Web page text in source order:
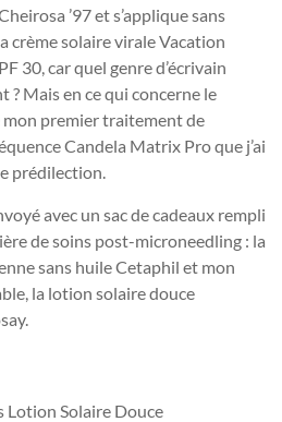
’97 et s’applique sans
crème solaire virale Vacation
30, car quel genre d’écrivain
? Mais en ce qui concerne le
mon premier traitement de
Candela Matrix Pro que j’ai
prédilection.
avec un sac de cadeaux rempli
de soins post-microneedling : la
sans huile Cetaphil et mon
la lotion solaire douce
Lotion Solaire Douce